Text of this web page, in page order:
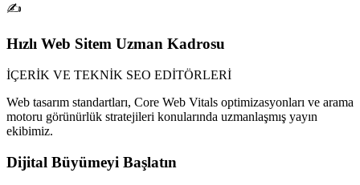
✍️
Hızlı Web Sitem Uzman Kadrosu
İÇERİK VE TEKNİK SEO EDİTÖRLERİ
Web tasarım standartları, Core Web Vitals optimizasyonları ve arama
motoru görünürlük stratejileri konularında uzmanlaşmış yayın
ekibimiz.
Dijital Büyümeyi Başlatın